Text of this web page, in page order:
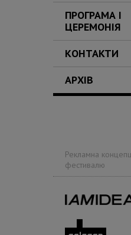
ПРОГРАМА І
ЦЕРЕМОНІЯ
КОНТАКТИ
АРХІВ
Рекламна
фестивалю